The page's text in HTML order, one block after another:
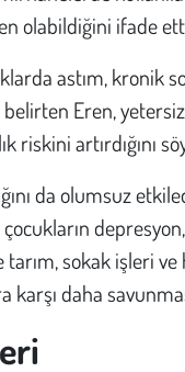
olabildiğini ifade
astım, kronik
Eren,
riskini artırdığını
da olumsuz
tarım, sokak işleri
karşı daha